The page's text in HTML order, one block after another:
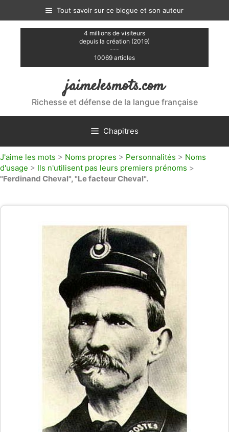
contenu
Tout savoir sur ce blogue et son auteur
4 millions de visiteurs
depuis la création (2019)
---
10069 articles
jaimelesmots.com
Richesse et défense de la langue française
Chapitres
J'aime les mots > Noms propres > Personnalités > Noms
d'usage > Ils n'utilisent pas leurs premiers prénoms >
"Ferdinand Cheval", "Le facteur Cheval".